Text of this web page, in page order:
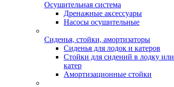
Осушительная система
Дренажные аксессуары
Насосы осушительные
Сиденья, стойки, амортизаторы
Сиденья для лодок и катеров
Стойки для сидений в лодку или
катер
Амортизационные стойки